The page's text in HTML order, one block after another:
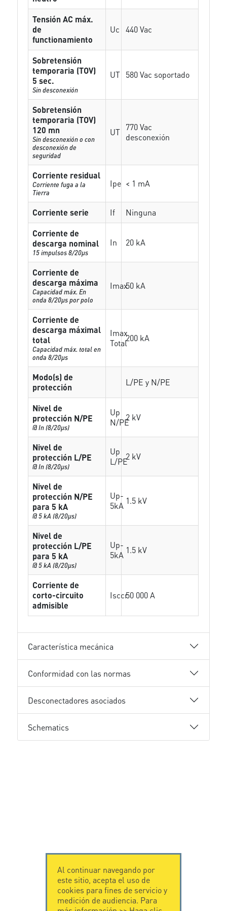
Tensión AC máx.
de
functionamiento
Uc 440 Vac
Sobretensión
temporaria (TOV)
5 sec.
Sin desconexión
UT 580 Vac soportado
Sobretensión
temporaria (TOV)
120 mn
Sin desconexión o con
desconexión de
seguridad
UT 770 Vac
desconexión
Corriente residual
Corriente fuga a la
Tierra
Ipe < 1 mA
Corriente serie If
Ninguna
Corriente de
descarga nominal
15 impulsos 8/20µs
In 20 kA
Corriente de
descarga máxima
Capacidad máx. En
onda 8/20µs por polo
Imax50 kA
Corriente de
descarga máximal
total
Capacidad máx. total en
onda 8/20µs
Imax
Total200 kA
Modo(s) de
protección
L/PE y N/PE
Nivel de
protección N/PE
@ In (8/20µs)
Up
N/PE2 kV
Nivel de
protección L/PE
@ In (8/20µs)
Up
L/PE2 kV
Nivel de
protección N/PE
para 5 kA
@ 5 kA (8/20µs)
Up-
5kA 1.5 kV
Nivel de
protección L/PE
para 5 kA
@ 5 kA (8/20µs)
Up-
5kA 1.5 kV
Corriente de
corto-circuito
admisible
Isccr50 000 A
Característica mecánica
Conformidad con las normas
Desconectadores asociados
Schematics
Al continuar navegando por
este sitio, acepta el uso de
cookies para fines de servicio y
medición de audiencia. Para